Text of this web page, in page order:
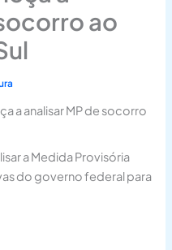
ao
a analisar MP de socorro
a Medida Provisória
do governo federal para